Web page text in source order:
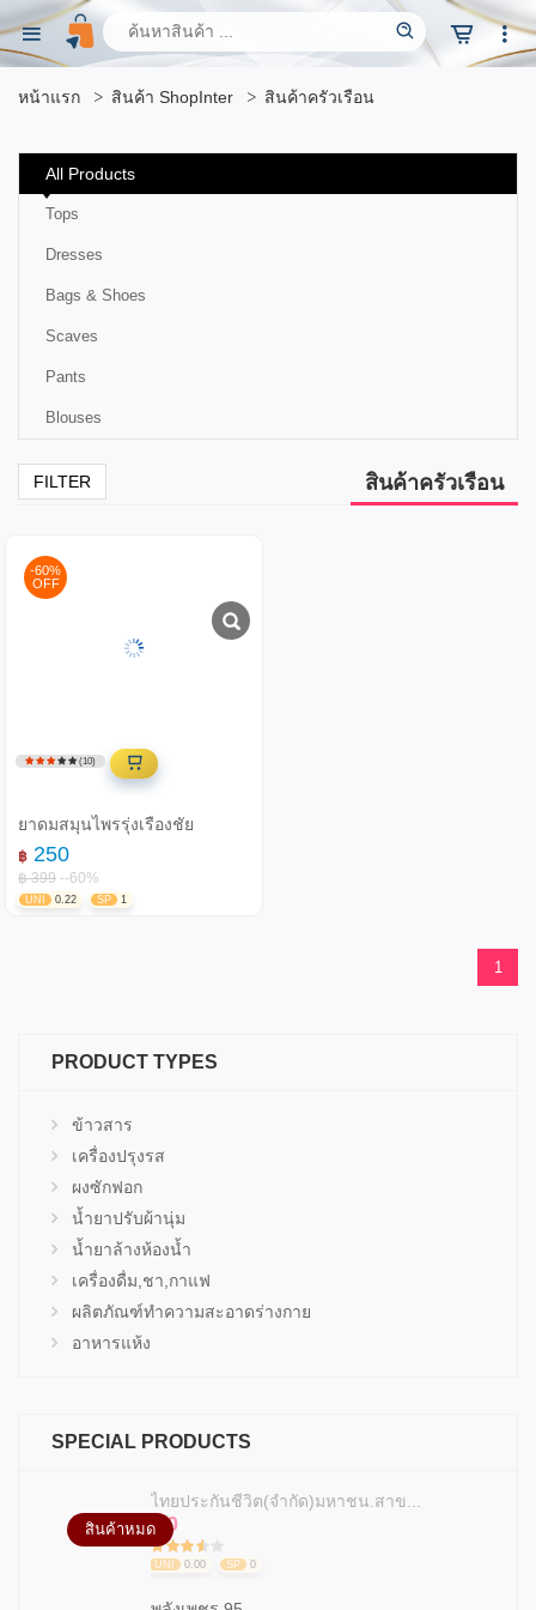
หน้าแรก สินค้า ShopInter สินค้าครัวเรือน
All Products
Tops
Dresses
Bags & Shoes
Scaves
Pants
Blouses
FILTER สินค้าครัวเรือน
(10)
-60%
OFF
ยาดมสมุนไพรรุ่งเรืองชัย
฿ 250
฿ 399 --60%
UNI 0.22 SP 1
1
PRODUCT TYPES
ข้าวสาร
เครื่องปรุงรส
ผงซักฟอก
น้ำยาปรับผ้านุ่ม
น้ำยาล้างห้องน้ำ
เครื่องดื่ม,ชา,กาแฟ
ผลิตภัณฑ์ทำความสะอาดร่างกาย
อาหารแห้ง
SPECIAL PRODUCTS
สินค้าหมด
ไทยประกันชีวิต(จำกัด)มหาชน.สาข...
฿ 0
UNI 0.00 SP 0